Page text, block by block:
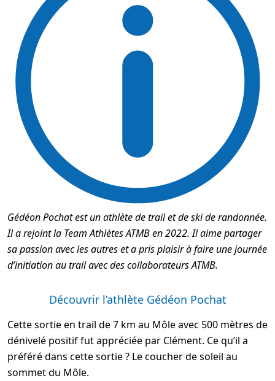
Gédéon Pochat est un athlète de trail et de ski de randonnée.
Il a rejoint la Team Athlètes ATMB en 2022. Il aime partager
sa passion avec les autres et a pris plaisir à faire une journée
d’initiation au trail avec des collaborateurs ATMB.
Découvrir l’athlète Gédéon Pochat
Cette sortie en trail de 7 km au Môle avec 500 mètres de
dénivelé positif fut appréciée par Clément. Ce qu’il a
préféré dans cette sortie ? Le coucher de soleil au
sommet du Môle.